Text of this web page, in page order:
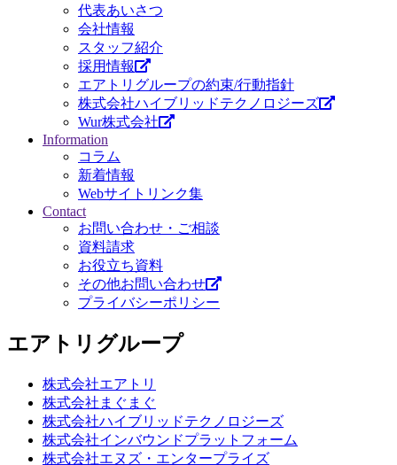
代表あいさつ
会社情報
スタッフ紹介
採用情報
エアトリグループの約束/行動指針
株式会社ハイブリッドテクノロジーズ
Wur株式会社
Information
コラム
新着情報
Webサイトリンク集
Contact
お問い合わせ・ご相談
資料請求
お役立ち資料
その他お問い合わせ
プライバシーポリシー
エアトリグループ
株式会社エアトリ
株式会社まぐまぐ
株式会社ハイブリッドテクノロジーズ
株式会社インバウンドプラットフォーム
株式会社エヌズ・エンタープライズ